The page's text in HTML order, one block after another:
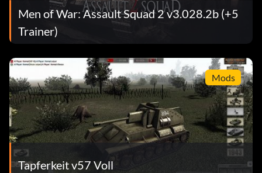
Men of War: Assault Squad 2 v3.028.2b (+5
Trainer)
Mods
Tapferkeit v57 Voll